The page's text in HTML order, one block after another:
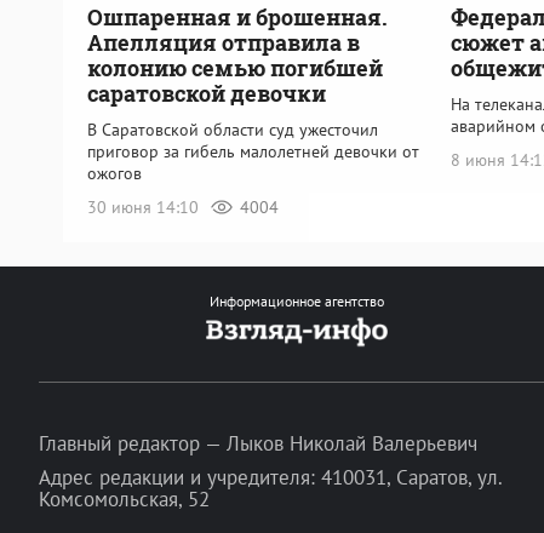
Ошпаренная и брошенная.
Апелляция отправила в
колонию семью погибшей
саратовской девочки
В Саратовской области суд ужесточил
приговор за гибель малолетней девочки от
ожогов
30 июня 14:10
4004
сюжет
На
аварийном
8 июня
Информационное агентство
Главный редактор — Лыков Николай Валерьевич
Адрес редакции и учредителя: 410031, Саратов, ул.
Комсомольская, 52